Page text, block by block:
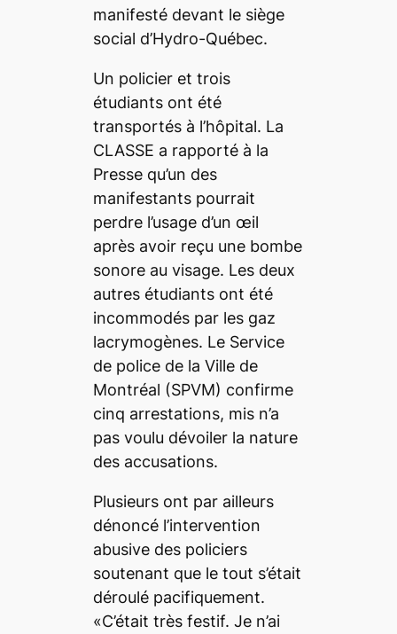
manifesté devant le siège
social d’Hydro-Québec.
Un policier et trois
étudiants ont été
transportés à l’hôpital. La
CLASSE a rapporté à la
Pressequ’un des
manifestants pourrait
perdre l’usage d’un œil
après avoir reçu une bombe
sonore au visage. Les deux
autres étudiants ont été
incommodés par les gaz
lacrymogènes. Le Service
de police de la Ville de
Montréal (SPVM) confirme
cinq arrestations, mis n’a
pas voulu dévoiler la nature
des accusations.
Plusieurs ont par ailleurs
dénoncé l’intervention
abusive des policiers
soutenant que le tout s’était
déroulé pacifiquement.
«C’était très festif. Je n’ai